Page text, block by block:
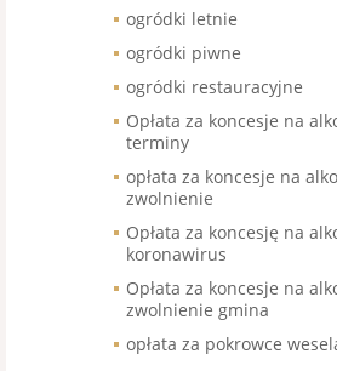
ogródki letnie
ogródki piwne
ogródki restauracyjne
Opłata za koncesje na
terminy
opłata za koncesje na
zwolnienie
Opłata za koncesję na
koronawirus
Opłata za koncesje na
zwolnienie gmina
opłata za pokrowce